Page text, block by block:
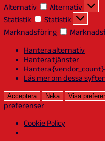
Alternativ
Alternativ
Statistik
Statistik
Marknadsföring
Hantera alternativ
Hantera tjänster
Hantera
Läs mer om dessa syften
Acceptera Neka Visa
preferenser
Cookie Policy